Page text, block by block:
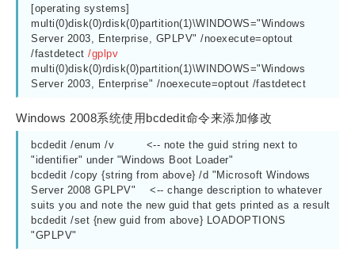
[operating systems]
multi(0)disk(0)rdisk(0)partition(1)\WINDOWS="Windows
Server 2003, Enterprise, GPLPV" /noexecute=optout
/fastdetect /gplpv
multi(0)disk(0)rdisk(0)partition(1)\WINDOWS="Windows
Server 2003, Enterprise" /noexecute=optout /fastdetect
Windows 2008系统使用bcdedit命令来添加修改
bcdedit /enum /v         <-- note the guid string next to
"identifier" under "Windows Boot Loader"
bcdedit /copy {string from above} /d "Microsoft Windows
Server 2008 GPLPV"    <-- change description to whatever
suits you and note the new guid that gets printed as a result
bcdedit /set {new guid from above} LOADOPTIONS
"GPLPV"